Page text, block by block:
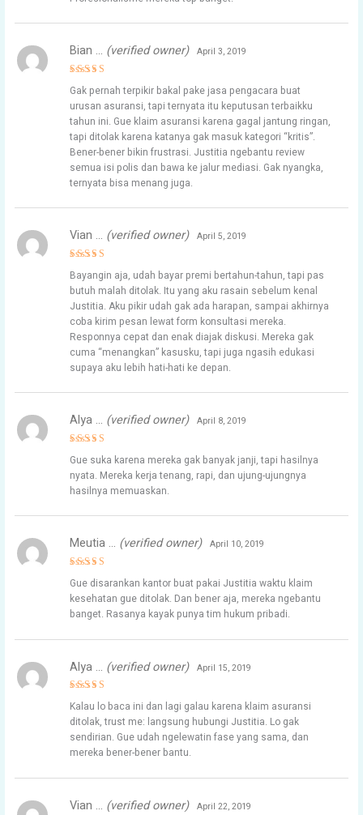
out of 5
Bian … (verified owner) April 3, 2019
Gak pernah terpikir bakal pake jasa pengacara buat
urusan asuransi, tapi ternyata itu keputusan terbaikku
tahun ini. Gue klaim asuransi karena gagal jantung ringan,
tapi ditolak karena katanya gak masuk kategori “kritis”.
Bener-bener bikin frustrasi. Justitia ngebantu review
semua isi polis dan bawa ke jalur mediasi. Gak nyangka,
ternyata bisa menang juga.
out of 5
Vian … (verified owner) April 5, 2019
Bayangin aja, udah bayar premi bertahun-tahun, tapi pas
butuh malah ditolak. Itu yang aku rasain sebelum kenal
Justitia. Aku pikir udah gak ada harapan, sampai akhirnya
coba kirim pesan lewat form konsultasi mereka.
Responnya cepat dan enak diajak diskusi. Mereka gak
cuma “menangkan” kasusku, tapi juga ngasih edukasi
supaya aku lebih hati-hati ke depan.
Rated
out of 5
Alya … (verified owner) April 8, 2019
Gue suka karena mereka gak banyak janji, tapi hasilnya
nyata. Mereka kerja tenang, rapi, dan ujung-ujungnya
hasilnya memuaskan.
Rated
out of 5
Meutia … (verified owner) April 10, 2019
Gue disarankan kantor buat pakai Justitia waktu klaim
kesehatan gue ditolak. Dan bener aja, mereka ngebantu
banget. Rasanya kayak punya tim hukum pribadi.
Rated
5
out of 5
Alya … (verified owner) April 15, 2019
Kalau lo baca ini dan lagi galau karena klaim asuransi
ditolak, trust me: langsung hubungi Justitia. Lo gak
sendirian. Gue udah ngelewatin fase yang sama, dan
mereka bener-bener bantu.
Vian … (verified owner) April 22, 2019